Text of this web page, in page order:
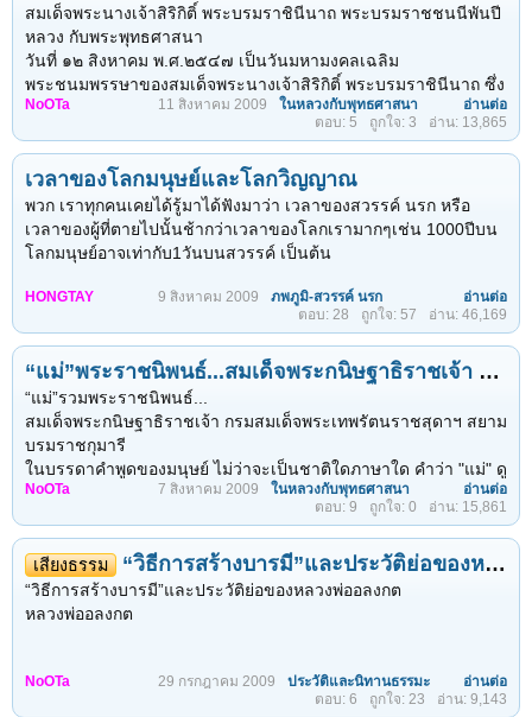
ด้วยชีวิตนี้ท่านได้อุทิศทั้งชีวิตเพื่อพระศาสนาแล้ว
จึงขอกล่าวถึงข้อความตอนหนึ่งในหนังสืออนุสรณ์หลวงปู่แหวน
เกี่ยวกับในช่วงที่จิตของท่านนึกเห็นแต่หน้าของหญิงนางนั้น
ที่สุดท่านก็ได้บังคับจิตของท่านให้หลุดออกจากห้วงนั้น
โดยใช้อุบายธรรมพิจารณาเหตุผลในทีละอย่าง
จนท่านก็ประสบความสำเร็จ เนื้อความในหนังสือที่ยกมากล่าวอ้างนี้
ความว่า
วันหนึ่ง หลวงปู่แหวนได้มาพักบำเพ็ญอยู่ที่บ้านนาสอง เป็นหมู่บ้านที่
ใหญ่พอสมควร
พวกชาวบ้านถิ่นนั้นมีแปลกอยู่อย่างคือ
หาน้ำอ้อยน้ำตาลมาใส่บาตร ญาธรรมมาแล้ว ท่านชอบของหวาน”
เมื่อได้ยินคนร้องประกาศเช่นนั้น ต่างก็เอาของมาใส่บาตรจนเต็ม
พวกนี้เหมือนกับพวกไทยใหญ่ ไทยใหญ่ถ้าเห็นพระไปบิณฑบาต...
สมเด็จพระนางเจ้าสิริกิติ์ พระบรมราชินีนาถ พระบรมราชชนนีพันปี
หลวง กับพระพุทธศาสนา
วันที่ ๑๒ สิงหาคม พ.ศ.๒๕๔๗ เป็นวันมหามงคลเฉลิม
พระชนมพรรษาของสมเด็จพระนางเจ้าสิริกิติ์ พระบรมราชินีนาถ ซึ่ง
ในปีนี้ได้เวียนมาบรรจบครบ ๖ รอบ ๗๒ พรรษาตลอดเวลา ๕๔ ปีที่
ทรงดำรงพระอิสริยยศเป็นสมเด็จพระราชินี พระองค์ได้ทรงบำเพ็ญ
พระราชกุศล เป็นคุณประโยชน์แก่ประเทศชาติและประชาชนชาว
ไทยเป็นอเนกประการ สุดจะนับจะประมาณได้
โดยเฉพาะในฐานะของพุทธศาสนิกชน ทรงมีพระราชศรัทธาในพระ
บวรพระพุทธศาสนามาตั้งแต่ทรงพระเยาว์ ด้วยทรงมีพื้นฐานจาก
ครอบครัวของพระองค์ปลูกฝังให้ทรงเคารพนอบน้อมในพระพุทธ พระ
ทรงจัดดอกไม้บูชาพระด้วยพระองค์เองในเวลาเย็นทุกวัน ครั้นกลาง
คืนก็ทรงสวดมนต์บูชาพระรัตนตรัยมิได้ขาด ในฐานะสมเด็จ
พระบรมราชินีนาถ ทรงมีพระราชหฤหัยใฝ่ในการพระศาสนา
มากมายนานัปการ ปรากฏเป็นที่สรรเสริญและเจริญรอยตามของ
ทวยราษฎร์ตามแหล่งข้อมูลต่างๆ พอสังเขป ดังนี้
ทรงศึกษาและปฏิบัติตามหลักธรรม
สมเด็จพระนางเจ้าฯ พระบรมราชินีนาถ ทรงศึกษาธรรมทาง
พระพุทธศาสนาใน ๓ ลักษณะ คือ
๑....
NoOTa 11 สิงหาคม 2009 ในหลวงกับพุทธศาสนา
อ่านต่อ
อ่าน: 13,865
ถูกใจ: 3
ตอบ: 5
เวลาของโลกมนุษย์และโลกวิญญาณ
พวก เราทุกคนเคยได้รู้มาได้ฟังมาว่า เวลาของสวรรค์ นรก หรือ
เวลาของผู้ที่ตายไปนั้นช้ากว่าเวลาของโลกเรามากๆเช่น 1000ปีบน
โลกมนุษย์อาจเท่ากับ1วันบนสวรรค์ เป็นต้น
หรือการที่มีคน บอกว่าคนตายกว่าจะรู้ตัวเองว่าตายไปนั้นก็ตั้ง3วัน
7วัน มีบ้างบางคนที่ฟื้นขึ้นมาเขาบอกว่าเวลาที่เขานอนหลับไป7วัน
นั้นน่ะ เขายังไม่ได้ไปไหนเลยเพียงแค่เห็นหมู่คนมากมายคุยกันยังไม่
กี่คำก็ฟึ้นขึ้น มา
และจริงๆแล้วเรื่องเวลาที่แตกต่างกันนี้พระพุทธองค์ก็ได้พูดถึง
มากว่า2500 ปีแล้วดังที่เราจะเห็นได้ในพระไตรปิฎก
จริงๆแล้วก็มีคำอธิบายทางวิทยาศาสตร์ที่ยอมรับกันในปจุบันที่ไอส
ไตน์ได้อธิบายไว้
แต่ก่อนอื่นเราต้องเข้าใจดังนี้ก่อนนะครับว่า
นักวิทยาศาสตร์อาจทำใจยอมรับวิญญาณได้ หากมองว่าวิญญาณ
เป็น พลังงานอย่างหนึ่ง
และหากเรามองเหมือนนักวิทยาศาตร์ว่าวิญญาณคือ พลังงานอย่าง
เรื่องพลังงานดังนี้ครับ
HONGTAY 9 สิงหาคม 2009 ภพภูมิ-สวรรค์ นรก
อ่านต่อ
อ่าน: 46,169
ถูกใจ: 57
ตอบ: 28
“แม่”พระราชนิพนธ์...สมเด็จพระกนิษฐาธิราชเจ้า กรมสมเด็จพระเทพรัตนราชสุดาฯ สยามบรมราชกุมารี
“แม่”รวมพระราชนิพนธ์...
สมเด็จพระกนิษฐาธิราชเจ้า กรมสมเด็จพระเทพรัตนราชสุดาฯ สยาม
บรมราชกุมารี
ในบรรดาคำพูดของมนุษย์ ไม่ว่าจะเป็นชาติใดภาษาใด คำว่า "แม่" ดู
จะเป็นคำศักดิ์สิทธิ์ที่มีมนต์ขลัง มีความหมายกินใจอย่างลึกลับและลึก
เพราะอะไร? ทุกคนย่อมมี "แม่" ผู้ให้กำเนิดเป็นเพื่อนเราคนแรกใน
โลกทีเดียว
องค์สมเด็จพระบรมศาสดาสัมมาสัมพุทธเจ้า ซึ่งเป็น "ครู" ที่เรา
คงจะมีความรู้สึกเกี่ยวกับแม่ไม่ต่างจากบุคคลอื่น
สังเกตได้จากคำสอนในพุทธศาสนาที่เกี่ยวกับแม่ทั่วๆ ไปที่จะยกขึ้นมา
NoOTa 7 สิงหาคม 2009 ในหลวงกับพุทธศาสนา
อ่านต่อ
อ่าน: 15,861
ถูกใจ: 0
ตอบ: 9
เสียงธรรม “วิธีการสร้างบารมี”และประวัติย่อของหลวงพ่ออลงกต
“วิธีการสร้างบารมี”และประวัติย่อของหลวงพ่ออลงกต
หลวงพ่ออลงกต
NoOTa 29 กรกฎาคม 2009 ประวัติและนิทานธรรมะ
อ่านต่อ
อ่าน: 9,143
ถูกใจ: 23
ตอบ: 6